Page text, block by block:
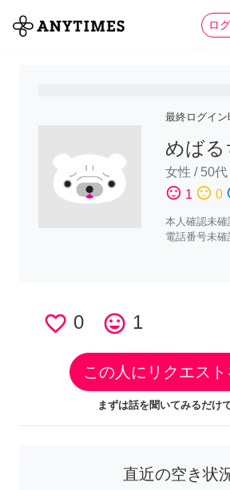
ロ
全て
最終ログイン
めばる
女性 / 50代
sentiment_satisfied 1 sentiment_neutral 0
本人確認未確
電話番号未確
favorite_border 0 tag_faces 1
この人にリクエスト
まずは話を聞いてみるだけ
直近の空き状